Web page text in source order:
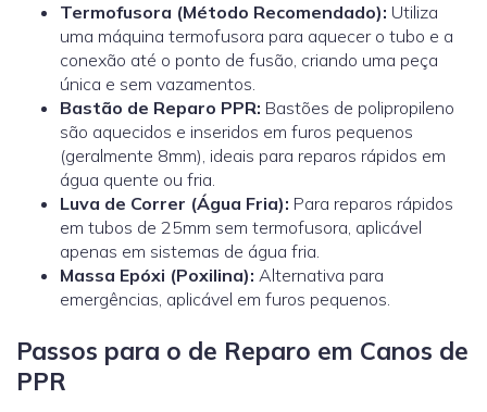
Termofusora (Método Recomendado): Utiliza
uma máquina termofusora para aquecer o tubo e a
conexão até o ponto de fusão, criando uma peça
única e sem vazamentos.
Bastão de Reparo PPR: Bastões de polipropileno
são aquecidos e inseridos em furos pequenos
(geralmente 8mm), ideais para reparos rápidos em
água quente ou fria.
Luva de Correr (Água Fria): Para reparos rápidos
em tubos de 25mm sem termofusora, aplicável
apenas em sistemas de água fria.
Massa Epóxi (Poxilina): Alternativa para
emergências, aplicável em furos pequenos.
Passos para o de Reparo em Canos de
PPR